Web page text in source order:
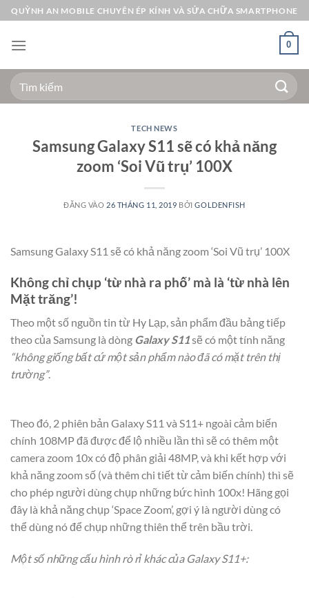
Bỏ
qua
nội
QUỲNH AN MOBILE CHUYÊN ÉP KÍNH VÀ SỬA CHỮA SMARTPHONE
0
Tìm
kiếm:
TECH NEWS
Samsung Galaxy S11 sẽ có khả năng
zoom ‘Soi Vũ trụ’ 100X
ĐĂNG VÀO 26 THÁNG 11, 2019 BỞIGOLDENFISH
Samsung Galaxy S11 sẽ có khả năng zoom ‘Soi Vũ trụ’ 100X
Không chỉ chụp ‘từ nhà ra phố’ mà là ‘từ nhà lên
Mặt trăng’!
Theo một số nguồn tin từ Hy Lạp, sản phẩm đầu bảng tiếp
theo của Samsung là dòng Galaxy S11sẽ có một tính năng
“không giống bất cứ một sản phẩm nào đã có mặt trên thị
trường”.
Theo đó, 2 phiên bản Galaxy S11 và S11+ ngoài cảm biến
chính 108MP đã được để lộ nhiều lần thì sẽ có thêm một
camera zoom 10x có độ phân giải 48MP, và khi kết hợp với
khả năng zoom số (và thêm chi tiết từ cảm biến chính) thì sẽ
cho phép người dùng chụp những bức hình 100x! Hãng gọi
đây là khả năng chụp ‘Space Zoom’, gợi ý là người dùng có
thể dùng nó để chụp những thiên thể trên bầu trời.
Một số những cấu hình rò rỉ khác của Galaxy S11+: